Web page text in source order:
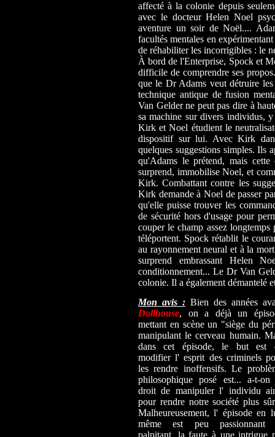
affecté à la colonie depuis
avec le docteur Helen Noel
aventure un soir de Noël....
facultés mentales en
de réhabiliter les incorrigibles : le
À bord de l'Enterprise, Spock et
difficile de comprendre ses
que le Dr Adams veut détruire
technique antique de fusion
Van Gelder ne peut pas dire à
sa machine sur divers individus,
Kirk et Noel étudient le
dispositif sur lui. Avec Kirk
quelques suggestions simples. Ils
qu'Adams le prétend, mais
surprend, immobilise Noel, et
Kirk. Combattant contre les
Kirk demande à Noel de passer
qu'elle puisse trouver les
de sécurité hors d'usage pour
couper le champ assez
téléportent. Spock rétablit le
au rayonnement neural et à la
surprend embrassant Helen
conditionnement... Le Dr Van
colonie. Il a également démantelé
Mon avis :Bien des années
Dollhouse, on a déjà un
mettant en scène un "siège du
manipulant le cerveau humain.
dans cet épisode, le but est
modifier l' esprit des criminels
les rendre inoffensifs. Le
philosophique posé est... a-t-
droit de manipuler l' individu
pour rendre notre société plus
Malheureusement, l' épisode en
même est peu passionnant